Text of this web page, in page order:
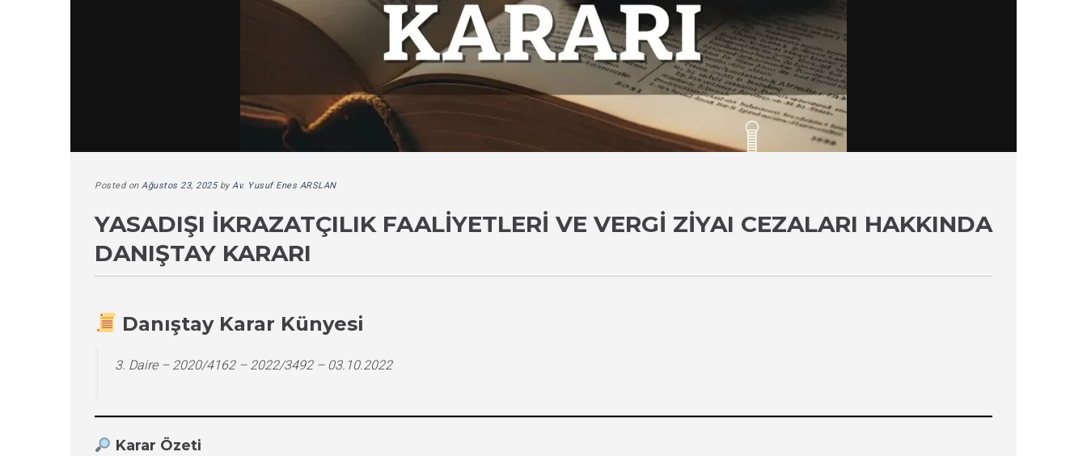
Posted on Ağustos 23, 2025byAv. Yusuf Enes ARSLAN
YASADIŞI İKRAZATÇILIK FAALIYETLERI VE VERGI ZIYAI CEZALARI HAKKINDA
DANIŞTAY KARARI
Danıştay Karar Künyesi
3. Daire – 2020/4162 – 2022/3492 – 03.10.2022
Karar Özeti